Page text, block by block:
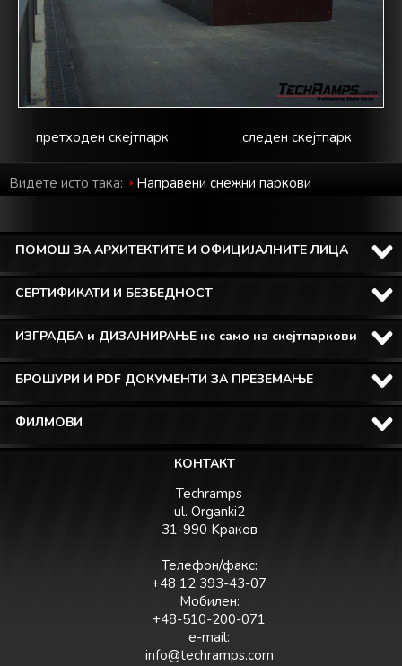
следен скејтпарк
претходен скејтпарк
Видете исто така: Направени снежни паркови
ПОМОШ ЗА АРХИТЕКТИТЕ И ОФИЦИЈАЛНИТЕ ЛИЦА
СЕРТИФИКАТИ И БЕЗБЕДНОСТ
ИЗГРАДБА и ДИЗАЈНИРАЊЕ не само на скејтпаркови
БРОШУРИ И PDF ДОКУМЕНТИ ЗА ПРЕЗЕМАЊЕ
ФИЛМОВИ
КОНТАКТ
Techramps
ul. Organki2
31-990 Kраков
Телефон/факс:
+48 12 393-43-07
Мобилен:
+48-510-200-071
e-mail:
info@techramps.com